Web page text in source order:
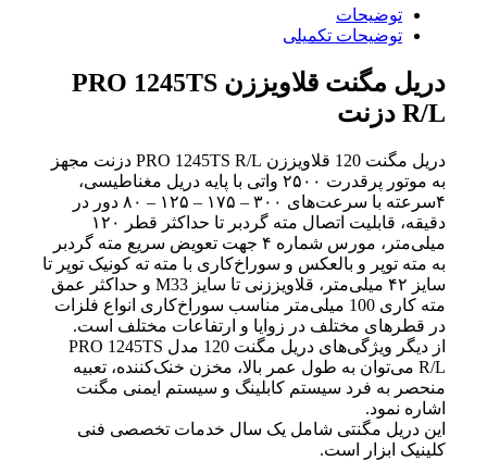
توضیحات
توضیحات تکمیلی
دریل مگنت قلاویززن PRO 1245TS
R/L دزنت
دریل مگنت 120 قلاویززن PRO 1245TS R/L دزنت مجهز
به موتور پرقدرت ۲۵۰۰ واتی با پایه دریل مغناطیسی،
۴سرعته با سرعت‌های ۳۰۰ – ۱۷۵ – ۱۲۵ – ۸۰ دور در
دقیقه، قابلیت اتصال مته گردبر تا حداکثر قطر ۱۲۰
میلی‌متر، مورس شماره ۴ جهت تعویض سریع مته گردبر
به مته توپر و بالعکس و سوراخ‌کاری با مته ته کونیک توپر تا
سایز ۴۲ میلی‌متر، قلاویززنی تا سایز M33 و حداکثر عمق
مته کاری 100 میلی‌متر مناسب سوراخ‌کاری انواع فلزات
در قطرهای مختلف در زوایا و ارتفاعات مختلف است.
از دیگر ویژگی‌های دریل مگنت 120 مدل PRO 1245TS
R/L می‌توان به طول عمر بالا، مخزن خنک‌کننده، تعبیه
منحصر به فرد سیستم کابلینگ و سیستم ایمنی مگنت
اشاره نمود.
این دریل مگنتی شامل یک سال خدمات تخصصی فنی
کلینیک ابزار است.